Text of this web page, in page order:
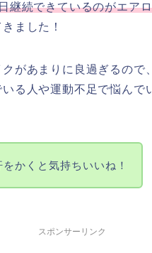
継続できているのがエア
ました！
があまりに良過ぎるので
る人や運動不足で悩んで
かくと気持ちいいね！
スポンサーリンク